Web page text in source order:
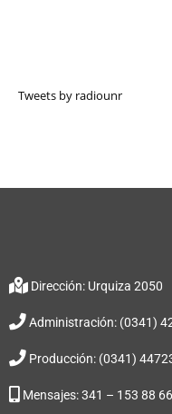
Tweets by radiounr
Dirección: Urquiza 2050
Administración: (0341)
Producción: (0341)
Mensajes: 341 – 153 88